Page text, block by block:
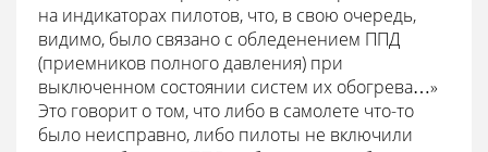
на индикаторах пилотов, что, в свою очередь,
видимо, было связано с обледенением ППД
(приемников полного давления) при
выключенном состоянии систем их обогрева…»
Это говорит о том, что либо в самолете что-то
было неисправно, либо пилоты не включили